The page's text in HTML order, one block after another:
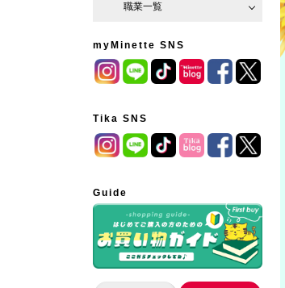
職業一覧
myMinette SNS
Tika SNS
Guide